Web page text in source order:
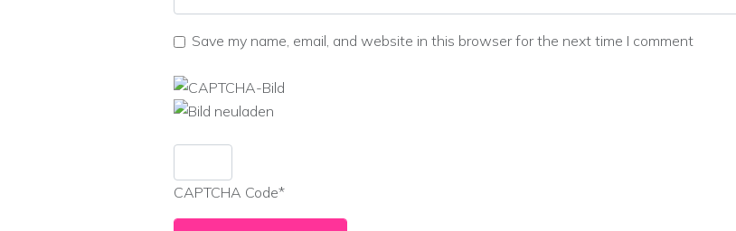
Save my name, email, and website in this browser for the next time I comment
CAPTCHA Code*